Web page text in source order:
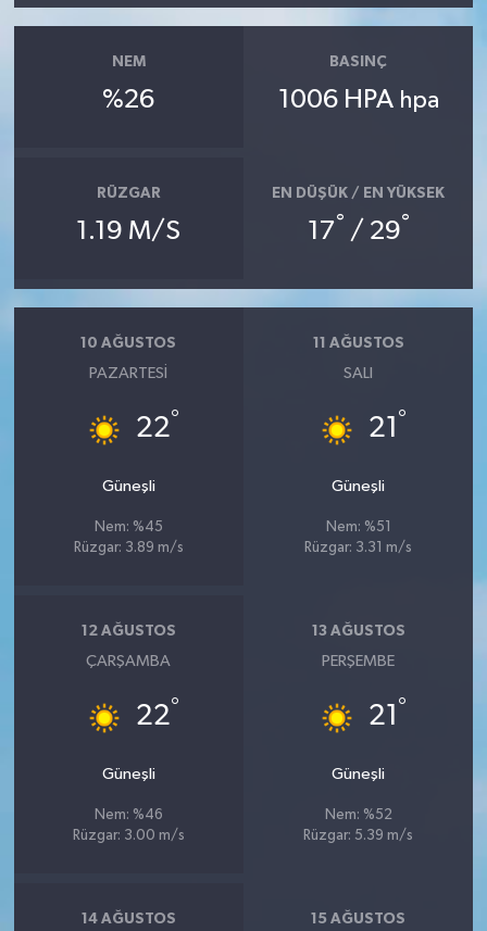
NEM
%26
BASINÇ
1006 HPA hpa
RÜZGAR
1.19 M/S
EN DÜŞÜK / EN YÜKSEK
17° / 29°
10 AĞUSTOS
PAZARTESI
22°
Güneşli
Nem: %45
Rüzgar: 3.89 m/s
11 AĞUSTOS
SALI
21 °
Güneşli
Nem: %51
Rüzgar: 3.31 m/s
12 AĞUSTOS
ÇARŞAMBA
22°
Güneşli
Nem: %46
Rüzgar: 3.00 m/s
13 AĞUSTOS
PERŞEMBE
21 °
Güneşli
Nem: %52
Rüzgar: 5.39 m/s
14 AĞUSTOS 15 AĞUSTOS